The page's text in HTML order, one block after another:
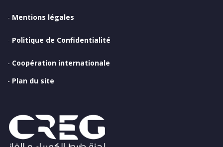
- Mentions légales
- Politique de Confidentialité
- Coopération internationale
- Plan du site